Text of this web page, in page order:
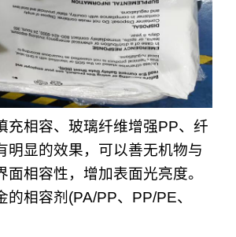
充相容、玻璃纤维增强PP、纤
明显的效果，可以善无机物与
面相容性，增加表面光亮度。
的相容剂(PA/PP、PP/PE、